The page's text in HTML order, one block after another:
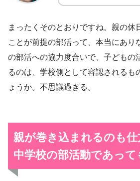
まったくそのとおりですね。親の休
ことが前提の部活って、本当にあり
の部活への協力度合いで、子どもの
るのは、学校側として容認されるも
ょうか。不思議過ぎる。
親が巻き込まれるのも仕
中学校の部活動であって